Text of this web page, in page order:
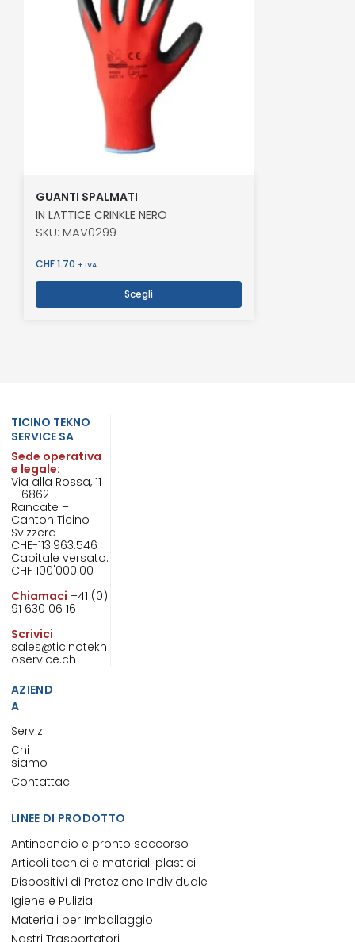
GUANTI SPALMATI
IN LATTICE CRINKLE NERO
SKU: MAV0299
CHF1.70 + IVA
Scegli
TICINO TEKNO
SERVICE SA
Sede operativa
e legale:
Via alla Rossa, 11
– 6862
Rancate –
Canton Ticino
Svizzera
CHE-113.963.546
Capitale versato:
CHF 100'000.00
Chiamaci +41 (0)
91 630 06 16
Scrivici
sales@ticinotekn
oservice.ch
AZIEND
A
Servizi
Chi
siamo
Contattaci
LINEE DI PRODOTTO
Antincendio e pronto soccorso
Articoli tecnici e materiali plastici
Dispositivi di Protezione Individuale
Igiene e Pulizia
Materiali per Imballaggio
Nastri Trasportatori